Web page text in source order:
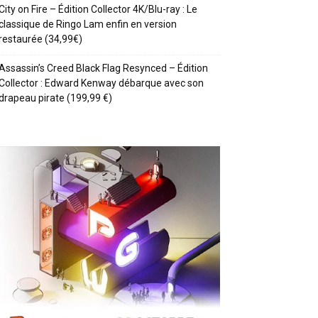
on Fire – Édition Collector 4K/Blu-ray : Le
de Ringo Lam enfin en version
(34,99€)
Creed Black Flag Resynced – Édition
: Edward Kenway débarque avec son
pirate (199,99 €)